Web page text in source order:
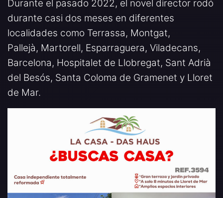
Durante el pasado 2022, el novel director rodó
durante casi dos meses en diferentes
localidades como Terrassa, Montgat,
Pallejà, Martorell, Esparraguera, Viladecans,
Barcelona, Hospitalet de Llobregat, Sant Adrià
del Besós, Santa Coloma de Gramenet y Lloret
de Mar.